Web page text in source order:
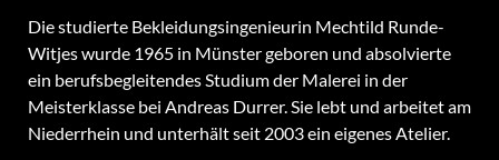
Die studierte Bekleidungsingenieurin Mechtild Runde-
Witjes wurde 1965 in Münster geboren und absolvierte
ein berufsbegleitendes Studium der Malerei in der
Meisterklasse bei Andreas Durrer. Sie lebt und arbeitet am
Niederrhein und unterhält seit 2003 ein eigenes Atelier.